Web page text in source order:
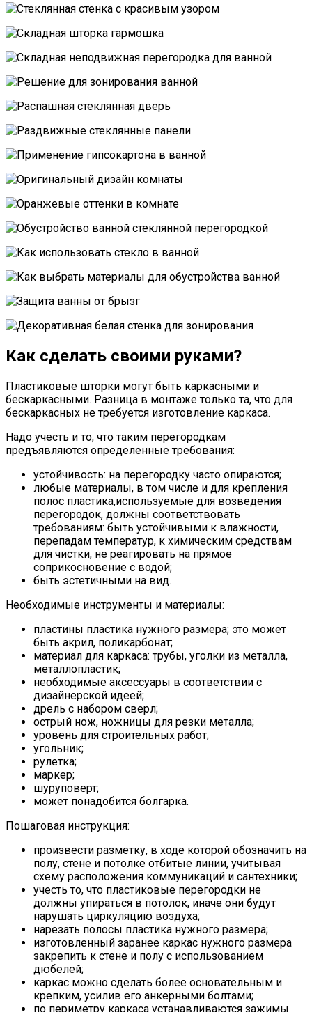
Как сделать своими руками?
Пластиковые шторки могут быть каркасными и
бескаркасными. Разница в монтаже только та, что для
бескаркасных не требуется изготовление каркаса.
Надо учесть и то, что таким перегородкам
предъявляются определенные требования:
устойчивость: на перегородку часто опираются;
любые материалы, в том числе и для крепления
полос пластика,используемые для возведения
перегородок, должны соответствовать
требованиям: быть устойчивыми к влажности,
перепадам температур, к химическим средствам
для чистки, не реагировать на прямое
соприкосновение с водой;
быть эстетичными на вид.
Необходимые инструменты и материалы:
пластины пластика нужного размера; это может
быть акрил, поликарбонат;
материал для каркаса: трубы, уголки из металла,
металлопластик;
необходимые аксессуары в соответствии с
дизайнерской идеей;
дрель с набором сверл;
острый нож, ножницы для резки металла;
уровень для строительных работ;
угольник;
рулетка;
маркер;
шуруповерт;
может понадобится болгарка.
Пошаговая инструкция:
произвести разметку, в ходе которой обозначить на
полу, стене и потолке отбитые линии, учитывая
схему расположения коммуникаций и сантехники;
учесть то, что пластиковые перегородки не
должны упираться в потолок, иначе они будут
нарушать циркуляцию воздуха;
нарезать полосы пластика нужного размера;
изготовленный заранее каркас нужного размера
закрепить к стене и полу с использованием
дюбелей;
каркас можно сделать более основательным и
крепким, усилив его анкерными болтами;
по периметру каркаса устанавливаются зажимы